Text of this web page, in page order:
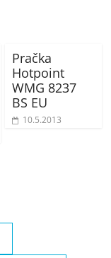
Pračka
Hotpoint
WMG 8237
BS EU
10.5.2013